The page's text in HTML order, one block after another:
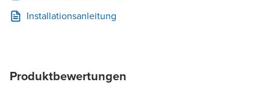
Installationsanleitung
Produktbewertungen